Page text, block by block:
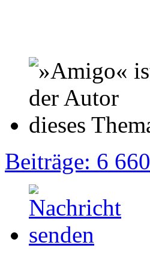
Beiträge: 6 660